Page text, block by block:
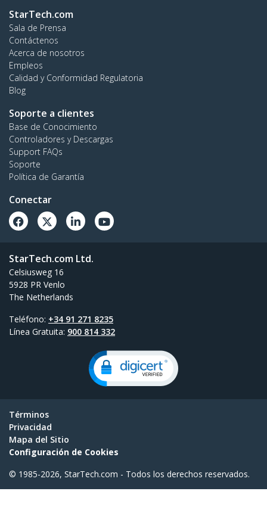
StarTech.com
Sala de Prensa
Contáctenos
Acerca de nosotros
Empleos
Calidad y Conformidad Regulatoria
Blog
Soporte a clientes
Base de Conocimiento
Controladores y Descargas
Support FAQs
Soporte
Política de Garantía
Conectar
StarTech.com Ltd.
Celsiusweg 16
5928 PR Venlo
The Netherlands
Teléfono: +34 91 271 8235
Línea Gratuita: 900 814 332
Términos
Privacidad
Mapa del Sitio
Configuración de Cookies
© 1985-2026, StarTech.com - Todos los derechos reservados.